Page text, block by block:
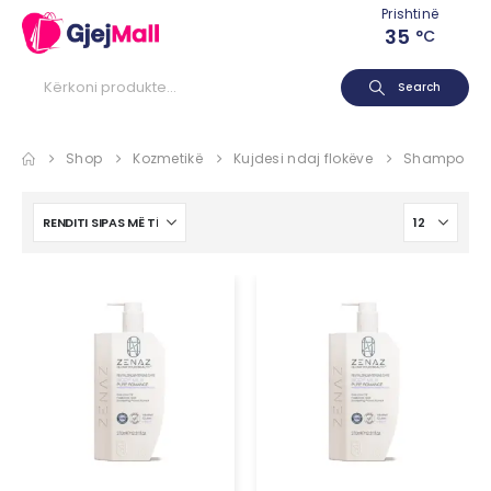
Prishtinë
35 °C
Search
Shop Kozmetikë Kujdesi ndaj flokëve Shampo